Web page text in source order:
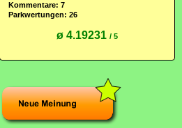
Kommentare: 7
Parkwertungen: 26
ø 4.19231 / 5